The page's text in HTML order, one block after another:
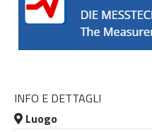
INFO E DETTAGLI
Luogo